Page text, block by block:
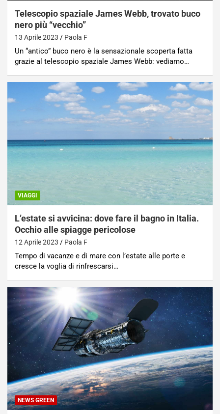
Telescopio spaziale James Webb, trovato buco
nero più “vecchio”
13 Aprile 2023 Paola F
Un “antico” buco nero è la sensazionale scoperta fatta
grazie al telescopio spaziale James Webb: vediamo…
VIAGGI
L’estate si avvicina: dove fare il bagno in Italia.
Occhio alle spiagge pericolose
12 Aprile 2023 Paola F
Tempo di vacanze e di mare con l’estate alle porte e
cresce la voglia di rinfrescarsi…
NEWS GREEN